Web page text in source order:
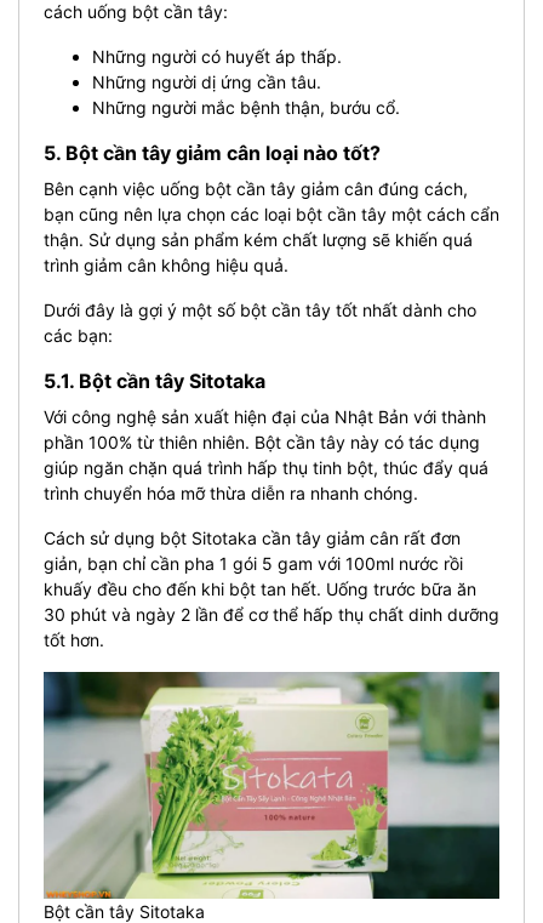
cách uống bột cần tây:
Những người có huyết áp thấp.
Những người dị ứng cần tâu.
Những người mắc bệnh thận, bướu cổ.
5. Bột cần tây giảm cân loại nào tốt?
Bên cạnh việc uống bột cần tây giảm cân đúng cách,
bạn cũng nên lựa chọn các loại bột cần tây một cách cẩn
thận. Sử dụng sản phẩm kém chất lượng sẽ khiến quá
trình giảm cân không hiệu quả.
Dưới đây là gợi ý một số bột cần tây tốt nhất dành cho
các bạn:
5.1. Bột cần tây Sitotaka
Với công nghệ sản xuất hiện đại của Nhật Bản với thành
phần 100% từ thiên nhiên. Bột cần tây này có tác dụng
giúp ngăn chặn quá trình hấp thụ tinh bột, thúc đẩy quá
trình chuyển hóa mỡ thừa diễn ra nhanh chóng.
Cách sử dụng bột Sitotaka cần tây giảm cân rất đơn
giản, bạn chỉ cần pha 1 gói 5 gam với 100ml nước rồi
khuấy đều cho đến khi bột tan hết. Uống trước bữa ăn
30 phút và ngày 2 lần để cơ thể hấp thụ chất dinh dưỡng
tốt hơn.
Bột cần tây Sitotaka